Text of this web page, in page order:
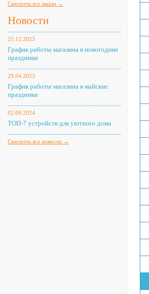
Смотреть все акции →
Новости
25.12.2025
График работы магазина в новогодние
праздники
29.04.2025
График работы магазина в майские
праздники
02.09.2024
ТОП-7 устройств для уютного дома
Смотреть все новости →